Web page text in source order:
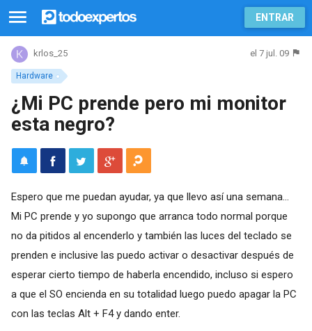
ENTRAR
Hardware
krlos_25 el 7 jul. 09
¿Mi PC prende pero mi monitor
esta negro?
Espero que me puedan ayudar, ya que llevo así una semana...
Mi PC prende y yo supongo que arranca todo normal porque
no da pitidos al encenderlo y también las luces del teclado se
prenden e inclusive las puedo activar o desactivar después de
esperar cierto tiempo de haberla encendido, incluso si espero
a que el SO encienda en su totalidad luego puedo apagar la PC
con las teclas Alt + F4 y dando enter.